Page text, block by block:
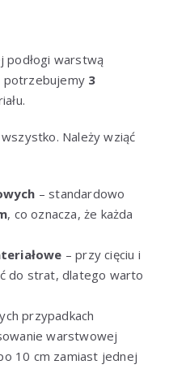
podłogi warstwą
potrzebujemy 3
Należy wziąć
– standardowo
, co oznacza, że każda
– przy cięciu i
do strat, dlatego warto
przypadkach
warstwowej
10 cm zamiast jednej